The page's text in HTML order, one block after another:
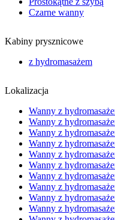
Czarne wanny
Kabiny prysznicowe
z hydromasażem
Lokalizacja
Wanny z
Wanny z
Wanny z
Wanny z
Wanny z
Wanny z
Wanny z
Wanny z
Wanny z
Wanny z